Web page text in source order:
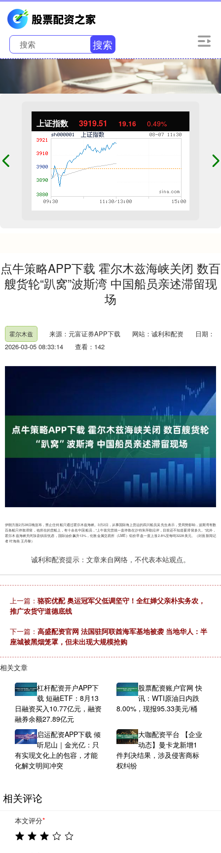
搜索
上证指数 3919.51 19.16 0.49%
点牛策略APP下载 霍尔木兹海峡关闭 数百
艘货轮“趴窝”波斯湾 中国船员亲述滞留现
场
霍尔木兹 来源：元富证券APP下载 网站：诚利和配资
日期：
2026-03-05 08:33:14
查看：142
伊朗方面2月28日晚宣布，禁止任何船只通过霍尔木兹海峡。3月2日，从事国际海上货运的四川船员吴先生表示，受局势影响，波斯湾有数
百条船只停靠滞留，他所在的货船上，有十余名中国船员，“上午装完货就一直停靠在沙特朱拜勒沿岸，目前还不知道要滞留多久。”此外，
霍尔木兹海峡关闭加剧供应忧虑，国际油价飙升13%，伦敦金属交易所（LME）铝价早盘一度上涨2.8%至每吨3228美元。（封面新闻记
者 叶海燕 王丹黎）
诚利和配资提示：文章来自网络，不代表本站观点。
上一篇： 骆驼优配 奥运冠军父低调坚守！全红婵父亲朴实务农，
推广农货守道德底线
下一篇： 高盛配资官网 法国驻阿联酋海军基地被袭 当地华人：半
座城被黑烟笼罩，但未出现大规模抢购
相关文章
杠杆配资开户APP下
载 短融ETF：8月13
日融资买入10.77亿元，融资
融券余额27.89亿元
股票配资账户官网 快
讯：WTI原油日内跌
8.00%，现报95.33美元/桶
启运配资APP下载 倾
听尼山｜金光亿：只
有实现文化上的包容，才能
化解文明间冲突
大咖配资平台 【企业
动态】曼卡龙新增1
件判决结果，涉及侵害商标
权纠纷
相关评论
本文评分*